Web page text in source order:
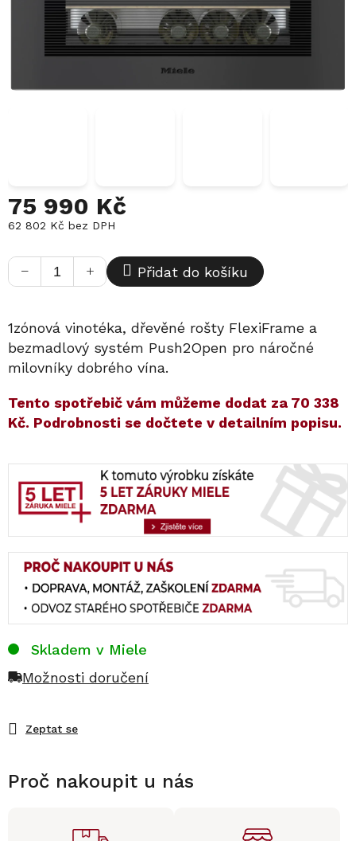
75 990 Kč
62 802 Kč bez DPH
cena:
+
− Přidat do košíku
1zónová vinotéka, dřevěné rošty FlexiFrame a
bezmadlový systém Push2Open pro náročné
milovníky dobrého vína.
​​Tento spotřebič vám můžeme dodat za 70 338
Kč. Podrobnosti se dočtete v detailním popisu.
Zeptat se
Skladem v Miele
Možnosti doručení
Proč nakoupit u nás